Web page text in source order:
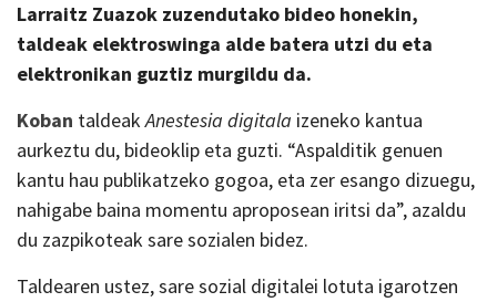
Larraitz Zuazok zuzendutako bideo honekin,
taldeak elektroswinga alde batera utzi du eta
elektronikan guztiz murgildu da.
Koban taldeakAnestesia digitala izeneko kantua
aurkeztu du, bideoklip eta guzti. “Aspalditik genuen
kantu hau publikatzeko gogoa, eta zer esango dizuegu,
nahigabe baina momentu aproposean iritsi da”, azaldu
du zazpikoteak sare sozialen bidez.
Taldearen ustez, sare sozial digitalei lotuta igarotzen